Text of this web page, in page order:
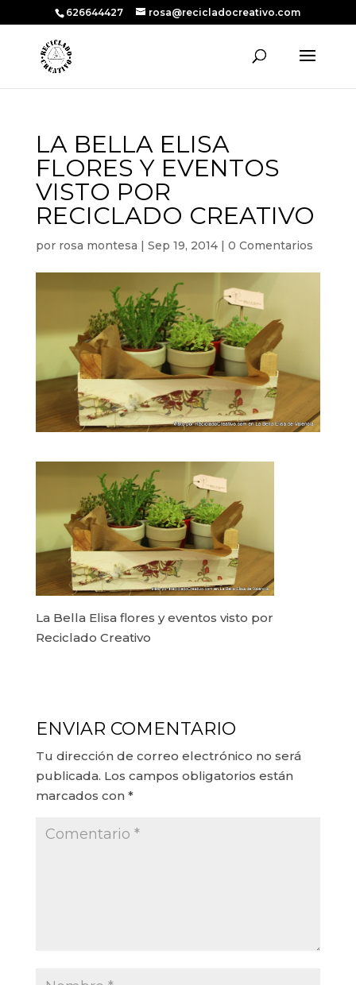
626644427 rosa@recicladocreativo.com
LA BELLA ELISA
FLORES Y EVENTOS
VISTO POR
RECICLADO CREATIVO
por rosa montesa | Sep 19, 2014| 0 Comentarios
La Bella Elisa flores y eventos visto por
Reciclado Creativo
ENVIAR COMENTARIO
Tu dirección de correo electrónico no será
publicada. Los campos obligatorios están
marcados con *